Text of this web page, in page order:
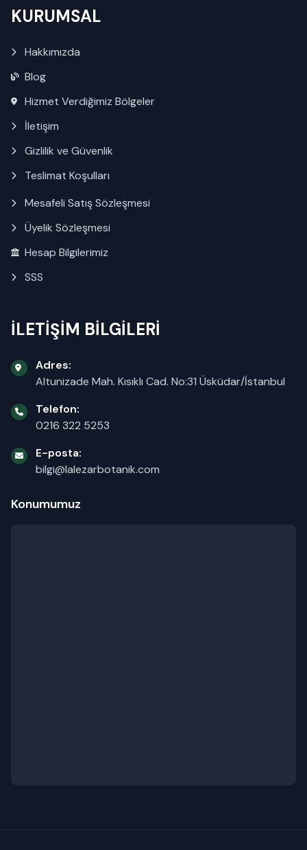
KURUMSAL
Hakkımızda
Blog
Hizmet Verdiğimiz Bölgeler
İletişim
Gizlilik ve Güvenlik
Teslimat Koşulları
Mesafeli Satış Sözleşmesi
Üyelik Sözleşmesi
Hesap Bilgilerimiz
SSS
İLETİŞİM BİLGİLERİ
Adres:
Altunizade Mah. Kısıklı Cad. No:31 Üsküdar/İstanbul
Telefon:
0216 322 5253
E-posta:
bilgi@lalezarbotanik.com
Konumumuz